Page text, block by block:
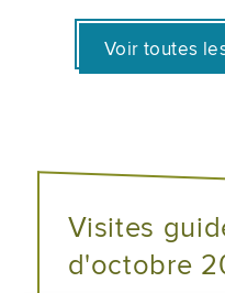
Voir toutes
Visites
d'octobre